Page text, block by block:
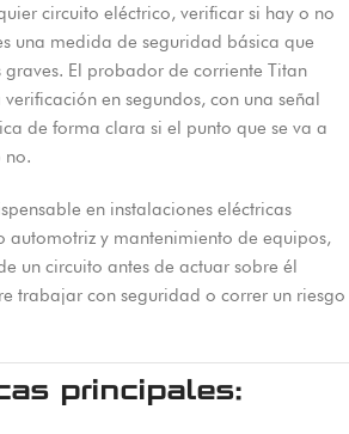
circuito eléctrico, verificar si hay o no
una medida de seguridad básica que
graves. El probador de corriente Titan
en segundos, con una señal
de forma clara si el punto que se va a
no.
en instalaciones eléctricas
automotriz y mantenimiento de equipos,
un circuito antes de actuar sobre él
trabajar con seguridad o correr un riesgo
principales: